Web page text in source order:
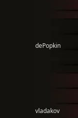
dePopkin
vladakov